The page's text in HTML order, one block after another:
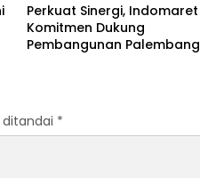
Perkuat Sinergi, Indomaret
Komitmen Dukung
Pembangunan Palembang
ditandai *